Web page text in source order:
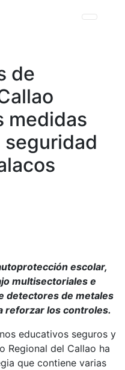
de
medidas
seguridad
escolar,
multisectoriales e
detectores de metales
reforzar los controles.
educativos seguros y
Regional del Callao ha
que contiene varias